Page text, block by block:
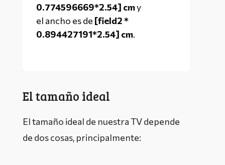
0.774596669*2.54] cm y
el ancho es de [field2 *
0.894427191*2.54] cm.
El tamaño ideal
El tamaño ideal de nuestra TV depende
de dos cosas, principalmente: